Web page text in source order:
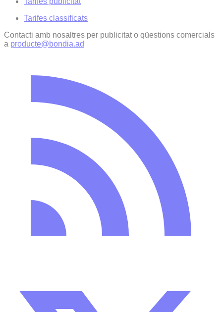
Tarifes classificats
Contacti amb nosaltres per publicitat o qüestions comercials
a producte@bondia.ad